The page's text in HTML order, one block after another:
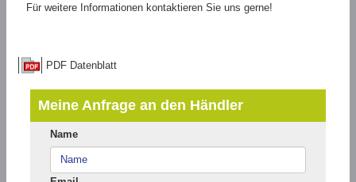
Für weitere Informationen kontaktieren Sie uns gerne!
PDF Datenblatt
Meine Anfrage an den Händler
Name